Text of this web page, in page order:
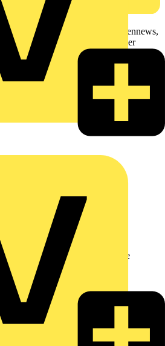
Zugang zu Branchennews,
und Tools – alles auf einer
und erhalten Sie stets aktuelle
Datenschutzerklärung